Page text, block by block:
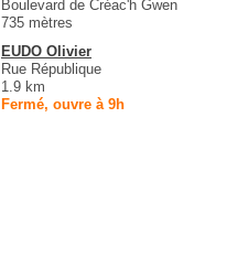
Boulevard de Créac'h Gwen
735 mètres
EUDO Olivier
Rue République
1.9 km
Fermé, ouvre à 9h